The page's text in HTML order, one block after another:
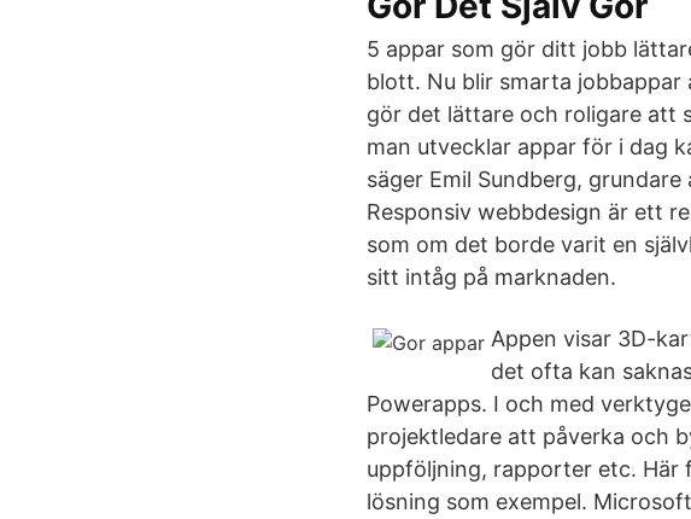
5 appar som gör ditt jobb
blott. Nu blir smarta jobbappar
gör det lättare och roligare att
man utvecklar appar för i dag
säger Emil Sundberg,
Responsiv webbdesign är ett
som om det borde varit en
sitt intåg på marknaden.
Appen visar 3D-
det ofta kan
Powerapps. I och med
projektledare att påverka och
uppföljning, rapporter etc. Här
lösning som exempel.